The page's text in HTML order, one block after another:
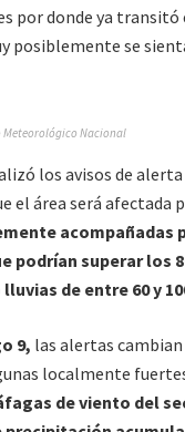
por donde ya
posiblemente se
Meteorológico Nacional
los avisos de
el área será afectada
acompañadas
podrían superar los
de entre 60 y
9, las alertas cambian
localmente
de viento del